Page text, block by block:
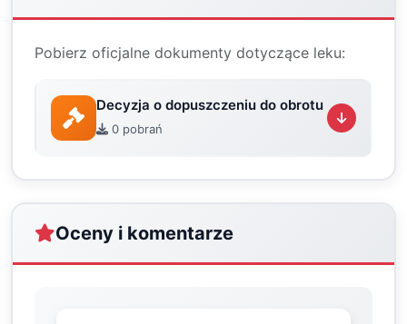
Pobierz oficjalne dokumenty dotyczące leku:
Decyzja o dopuszczeniu do obrotu
0 pobrań
Oceny i komentarze